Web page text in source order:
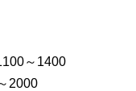
～1400
2000